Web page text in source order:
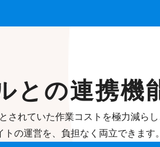
との連携機
されていた作業コストを極力減ら
の運営を、負担なく両立できます。